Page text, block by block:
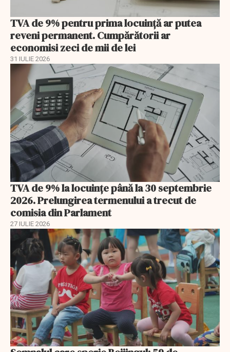
TVA de 9% pentru prima locuință ar putea
reveni permanent. Cumpărătorii ar
economisi zeci de mii de lei
31 IULIE 2026
TVA de 9% la locuințe până la 30 septembrie
2026. Prelungirea termenului a trecut de
comisia din Parlament
27 IULIE 2026